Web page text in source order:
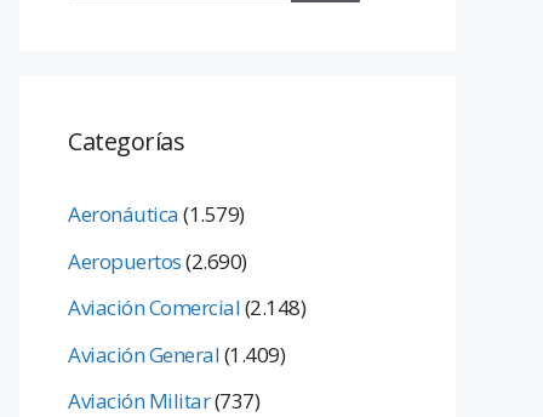
Categorías
Aeronáutica(1.579)
Aeropuertos(2.690)
Aviación Comercial(2.148)
Aviación General(1.409)
Aviación Militar(737)